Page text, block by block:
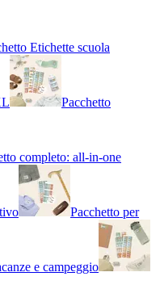
Etichette scuola
Pacchetto
completo: all-in-one
Pacchetto per
e campeggio